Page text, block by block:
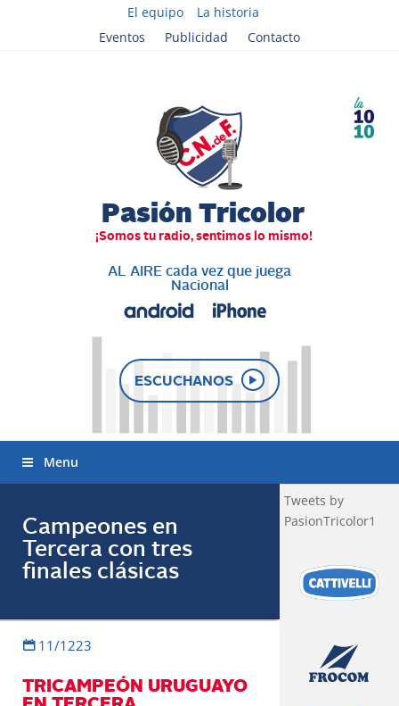
El equipo
La historia
Eventos
Publicidad Contacto
AL AIRE cada vez que juega
Nacional
ESCUCHANOS
Menu
Campeones en
Tercera con tres
finales clásicas
11/1223
TRICAMPEÓN URUGUAYO
Tweets by
PasionTricolor1